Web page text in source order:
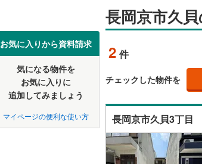
お気に入りから資料請求
気になる物件を
お気に入りに
追加してみましょう
マイページの便利な使い方
長岡京市久
2 件
チェックした物件を
長岡京市久貝3丁目
信越・北陸
近畿
中国
四国
地下鉄